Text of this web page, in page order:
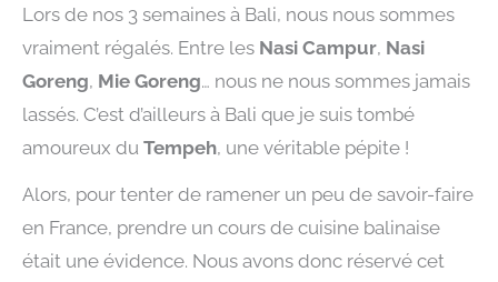
Lors de nos 3 semaines à Bali, nous nous sommes
vraiment régalés. Entre les Nasi Campur, Nasi
Goreng, Mie Goreng… nous ne nous sommes jamais
lassés. C’est d’ailleurs à Bali que je suis tombé
amoureux du Tempeh, une véritable pépite !
Alors, pour tenter de ramener un peu de savoir-faire
en France, prendre un cours de cuisine balinaise
était une évidence. Nous avons donc réservé cet